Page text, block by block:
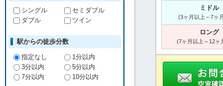
ミドル
(3ヶ月以上～7ヶ
ロング
(7ヶ月以上～12ヶ
シングル
セミダブル
ダブル
ツイン
駅からの徒歩分数
指定なし
1分以内
3分以内
5分以内
7分以内
10分以内